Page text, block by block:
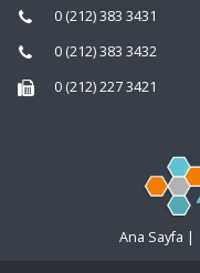
0 (212) 383 3431
0 (212) 383 3432
0 (212) 227 3421
Ana Sayfa |